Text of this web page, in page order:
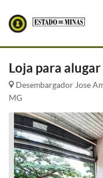
Loja para
Desembargador Jose
MG